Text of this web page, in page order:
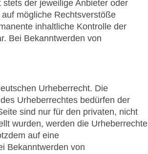
der jeweilige Anbieter oder
mögliche Rechtsverstöße
inhaltliche Kontrolle der
Bei Bekanntwerden von
Urheberrecht. Die
Urheberrechtes bedürfen der
sind nur für den privaten, nicht
wurden, werden die Urheberrechte
auf eine
Bekanntwerden von